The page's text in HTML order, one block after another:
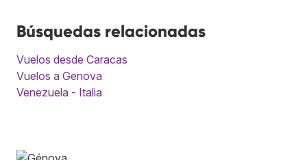
Búsquedas relacionadas
Vuelos desde Caracas
Vuelos a Genova
Venezuela - Italia